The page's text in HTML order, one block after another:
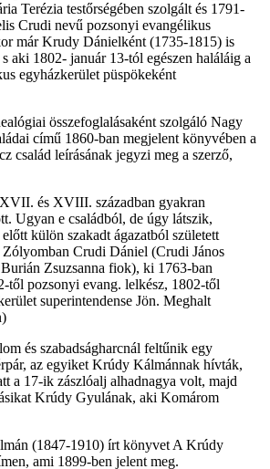
Terézia testőrségében szolgált és 1791-
Crudi nevű pozsonyi evangélikus
már Krudy Dánielként (1735-1815) is
aki 1802- január 13-tól egészen haláláig a
egyházkerület püspökeként
összefoglalásaként szolgáló Nagy
című 1860-ban megjelent könyvében a
leírásának jegyzi meg a szerző,
és XVIII. században gyakran
Ugyan e családból, de úgy látszik,
előtt külön szakadt ágazatból született
Zólyomban Crudi Dániel (Crudi János
Burián Zsuzsanna fiok), ki 1763-ban
től pozsonyi evang. lelkész, 1802-től
superintendense Jön. Meghalt
és szabadságharcnál feltűnik egy
az egyiket Krúdy Kálmánnak hívták,
a 17-ik zászlóalj alhadnagya volt, majd
Krúdy Gyulának, aki Komárom
(1847-1910) írt könyvet A Krúdy
ami 1899-ben jelent meg.